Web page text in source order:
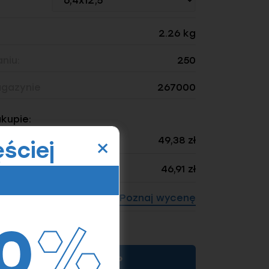
2.26 kg
250
267000
49,38 zł
46,91 zł
Poznaj wycenę
KUP
×